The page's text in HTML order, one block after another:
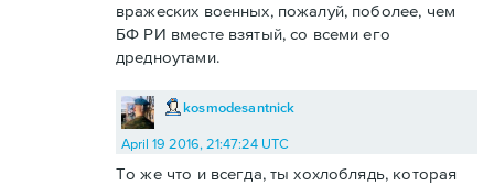
вражеских военных, пожалуй, поболее, чем
БФ РИ вместе взятый, со всеми его
дредноутами.
kosmodesantnick
April 19 2016, 21:47:24 UTC
То же что и всегда, ты хохлоблядь, которая